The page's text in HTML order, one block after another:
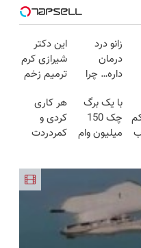
زانو درد
درمان
داره… چرا
بهش ظلم
می‌کنی؟
این دکتر
شیرازی کرم
ترمیم زخم
ساخت!!!
با یک برگ
چک 150
میلیون وام
هر کاری
کردی و
کمردردت
پرسشنامه و
دریافت راه
حل